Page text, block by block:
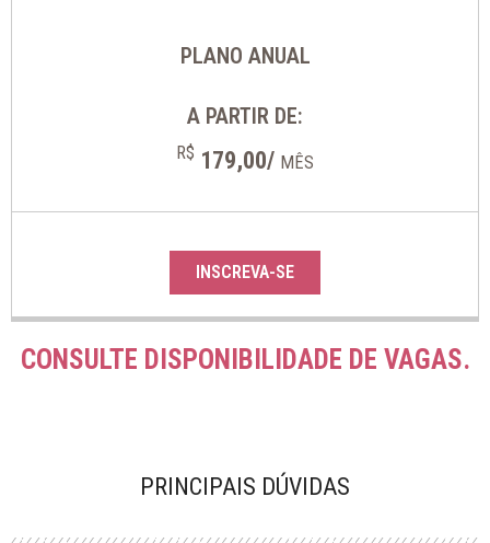
PLANO ANUAL
A PARTIR DE:
R$ 179,00/ MÊS
INSCREVA-SE
CONSULTE DISPONIBILIDADE DE VAGAS.
PRINCIPAIS DÚVIDAS